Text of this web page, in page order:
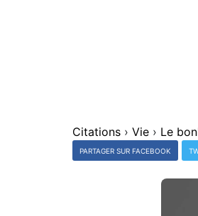
Citations › Vie ›
PARTAGER SUR FACEBOOK